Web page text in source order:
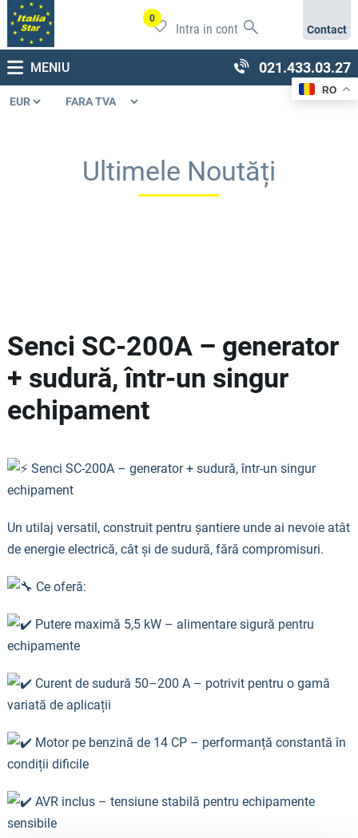
0
Intra in cont Contact
MENIU 021.433.03.27
Ultimele Noutăți
Senci SC-200A – generator
+ sudură, într-un singur
echipament
Senci SC-200A – generator + sudură, într-un singur
echipament
Un utilaj versatil, construit pentru șantiere unde ai nevoie atât
de energie electrică, cât și de sudură, fără compromisuri.
Ce oferă:
Putere maximă 5,5 kW – alimentare sigură pentru
echipamente
Curent de sudură 50–200 A – potrivit pentru o gamă
variată de aplicații
Motor pe benzină de 14 CP – performanță constantă în
condiții dificile
AVR inclus – tensiune stabilă pentru echipamente
sensibile
RO